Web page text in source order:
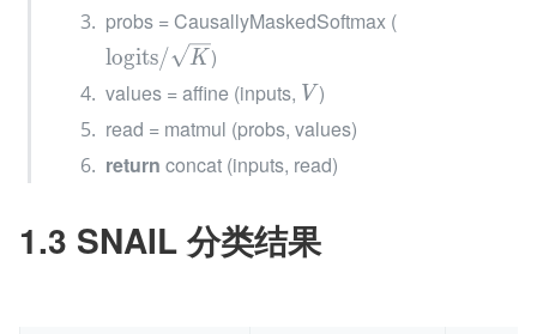
probs = CausallyMaskedSoftmax (
logits/ K )
values = affine (inputs, V )
read = matmul (probs, values)
return concat (inputs, read)
1.3 SNAIL 分类结果